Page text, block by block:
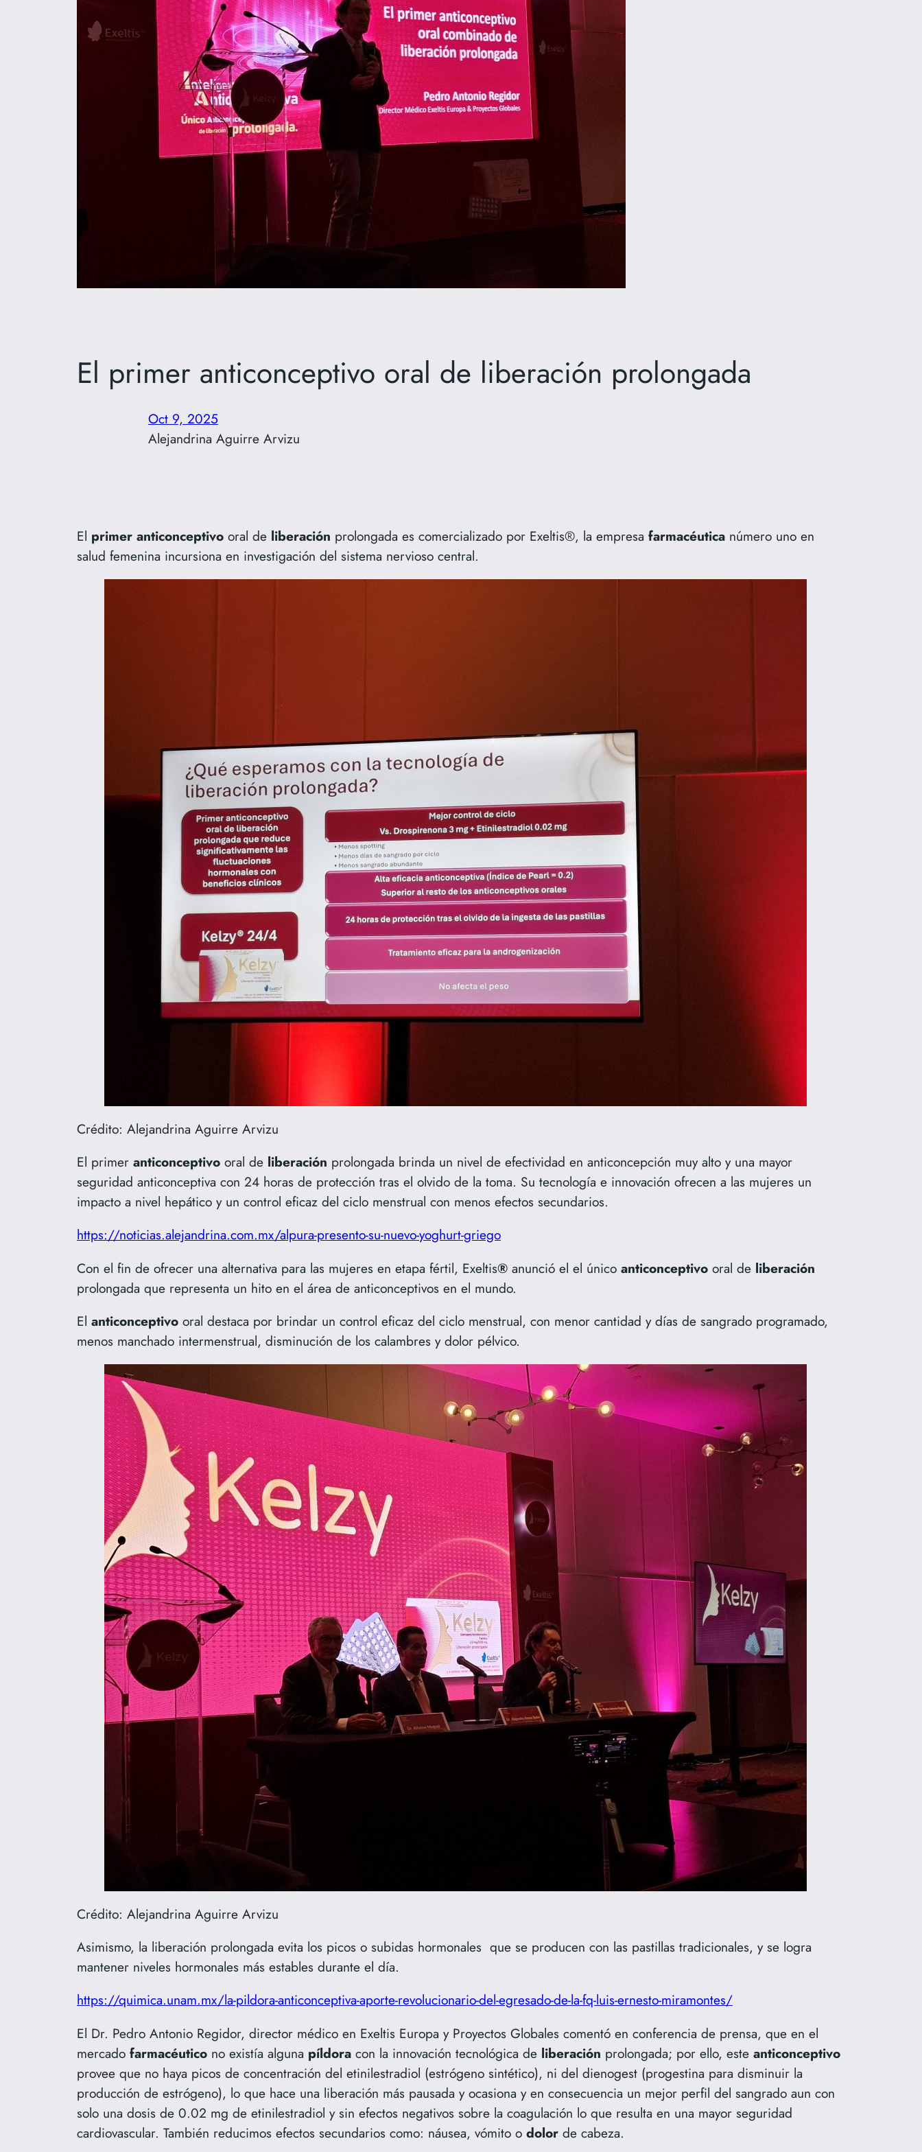
El primer anticonceptivo oral de liberación prolongada
Oct 9, 2025
Alejandrina Aguirre Arvizu
El primer anticonceptivo oral de liberación prolongada es comercializado por Exeltis®, la empresa farmacéutica número uno en
salud femenina incursiona en investigación del sistema nervioso central.
Crédito: Alejandrina Aguirre Arvizu
El primer anticonceptivo oral de liberación prolongada brinda un nivel de efectividad en anticoncepción muy alto y una mayor
seguridad anticonceptiva con 24 horas de protección tras el olvido de la toma. Su tecnología e innovación ofrecen a las mujeres un
impacto a nivel hepático y un control eficaz del ciclo menstrual con menos efectos secundarios.
https://noticias.alejandrina.com.mx/alpura-presento-su-nuevo-yoghurt-griego
Con el fin de ofrecer una alternativa para las mujeres en etapa fértil, Exeltis® anunció el el único anticonceptivo oral de liberación
prolongada que representa un hito en el área de anticonceptivos en el mundo.
El anticonceptivo oral destaca por brindar un control eficaz del ciclo menstrual, con menor cantidad y días de sangrado programado,
menos manchado intermenstrual, disminución de los calambres y dolor pélvico.
Crédito: Alejandrina Aguirre Arvizu
Asimismo, la liberación prolongada evita los picos o subidas hormonales que se producen con las pastillas tradicionales, y se logra
mantener niveles hormonales más estables durante el día.
https://quimica.unam.mx/la-pildora-anticonceptiva-aporte-revolucionario-del-egresado-de-la-fq-luis-ernesto-miramontes/
El Dr. Pedro Antonio Regidor, director médico en Exeltis Europa y Proyectos Globales comentó en conferencia de prensa, que en el
mercado farmacéutico no existía alguna píldora con la innovación tecnológica de liberación prolongada; por ello, este anticonceptivo
provee que no haya picos de concentración del etinilestradiol (estrógeno sintético), ni del dienogest (progestina para disminuir la
producción de estrógeno), lo que hace una liberación más pausada y ocasiona y en consecuencia un mejor perfil del sangrado aun con
solo una dosis de 0.02 mg de etinilestradiol y sin efectos negativos sobre la coagulación lo que resulta en una mayor seguridad
cardiovascular. También reducimos efectos secundarios como: náusea, vómito o dolor de cabeza.